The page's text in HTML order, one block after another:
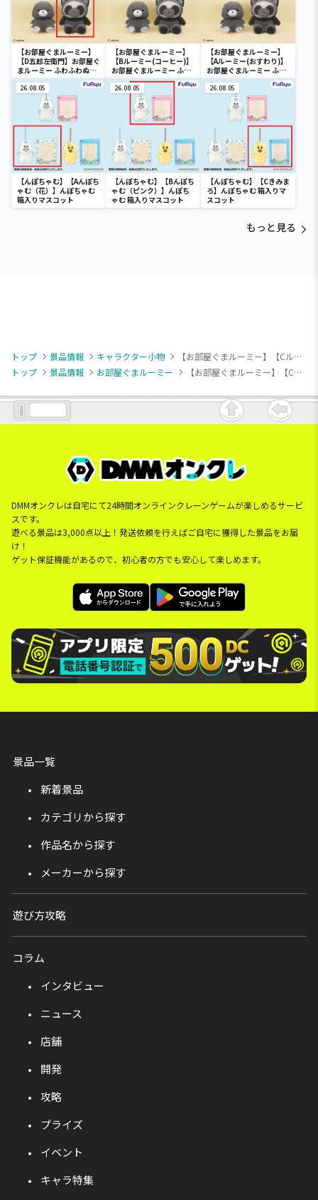
【お部屋ぐまルーミー】
【D五郎左衛門】お部屋ぐ
まルーミー ふわふわぬい
ぐるみ
【お部屋ぐまルーミー】
【Bルーミー(コーヒー)】
お部屋ぐまルーミー ふわ
ふわぬいぐるみ
【お部屋ぐまルーミー】
【Aルーミー(おすわり)】
お部屋ぐまルーミー ふわ
ふわぬいぐるみ
26.08.05
【んぽちゃむ】【Aんぽち
ゃむ（花）】んぽちゃむ
箱入りマスコット
26.08.05
【んぽちゃむ】【Bんぽち
ゃむ（ピンク）】んぽち
ゃむ 箱入りマスコット
26.08.05
【んぽちゃむ】【Cきみま
ろ】んぽちゃむ 箱入りマ
スコット
もっと見る
トップ 景品情報 キャラクター小物
【お部屋ぐまルーミー】【Cルーミー(チョコ)】お部屋ぐまルーミー マスコットキーチェーン
トップ
景品情報 お部屋ぐまルーミー 【お部屋ぐまルーミー】【Cルーミー(チョコ)】お部屋ぐまルーミー マスコットキーチェーン
DMMオンクレは自宅にて24時間オンラインクレーンゲームが楽しめるサービ
スです。
遊べる景品は3,000点以上！発送依頼を行えばご自宅に獲得した景品をお届
け！
ゲット保証機能があるので、初心者の方でも安心して楽しめます。
景品一覧
新着景品
カテゴリから探す
作品名から探す
メーカーから探す
遊び方攻略
コラム
インタビュー
ニュース
店舗
開発
攻略
プライズ
イベント
キャラ特集